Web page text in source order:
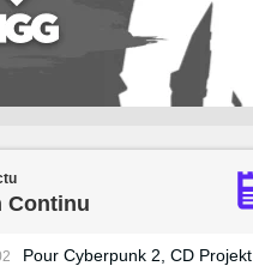
Continu
Pour Cyberpunk 2, CD Projekt